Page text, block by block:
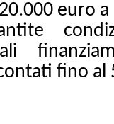
euro
fino al